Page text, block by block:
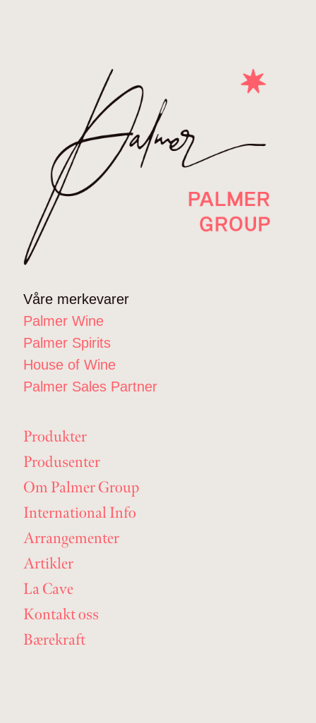
Våre merkevarer
Palmer Wine
Palmer Spirits
House of Wine
Palmer Sales Partner
Produkter
Produsenter
Om Palmer Group
International Info
Arrangementer
Artikler
La Cave
Kontakt oss
Bærekraft